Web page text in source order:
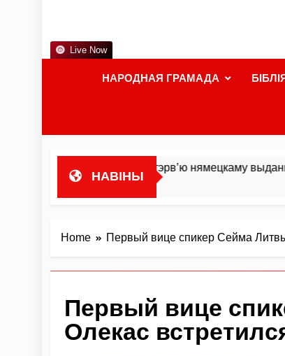
НАРОДНАЯ ГРАМАДА
Live Now
НАВІНЫ
гандляваць»У інтэрв’ю нямецкаму выданню DIE
Home Первый вице спикер Сейма
Первый вице
Олекас